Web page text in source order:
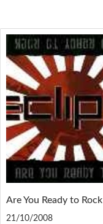
Are You Ready to Rock
21/10/2008